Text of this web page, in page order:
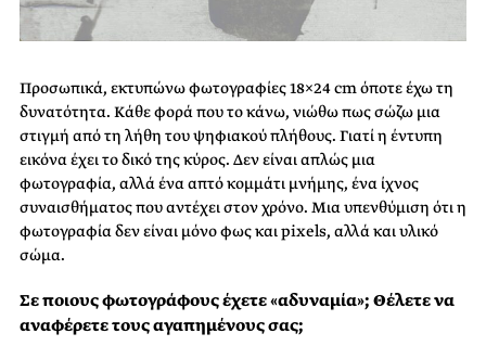
Προσωπικά, εκτυπώνω φωτογραφίες 18×24 cm όποτε έχω τη
δυνατότητα. Κάθε φορά που το κάνω, νιώθω πως σώζω μια
στιγμή από τη λήθη του ψηφιακού πλήθους. Γιατί η έντυπη
εικόνα έχει το δικό της κύρος. Δεν είναι απλώς μια
φωτογραφία, αλλά ένα απτό κομμάτι μνήμης, ένα ίχνος
συναισθήματος που αντέχει στον χρόνο. Μια υπενθύμιση ότι η
φωτογραφία δεν είναι μόνο φως και pixels, αλλά και υλικό
σώμα.
Σε ποιους φωτογράφους έχετε «αδυναμία»; Θέλετε να
αναφέρετε τους αγαπημένους σας;